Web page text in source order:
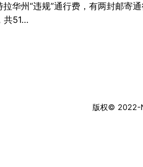
华州“违规”通行费，有两封邮寄
共51…
版权© 2022-